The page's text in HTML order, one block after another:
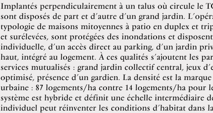
Implantés perpendiculairement à un talus où circule le
sont disposés de part et d’autre d’un grand jardin.
typologie de maisons mitoyennes à patio en duplex et
et surélevées, sont protégées des inondations et
individuelle, d’un accès direct au parking, d’un jardin
haut, intégré au logement. À ces qualités s’ajoutent les
services mutualisés : grand jardin collectif central, jeux
optimisé, présence d’un gardien. La densité est la
urbaine : 87 logements/ha contre 14 logements/ha pour
système est hybride et définit une échelle intermédiaire
individuel peut réinventer les conditions d’habitat dans